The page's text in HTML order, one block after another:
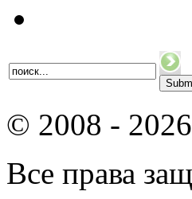
© 2008 - 2026
Все права